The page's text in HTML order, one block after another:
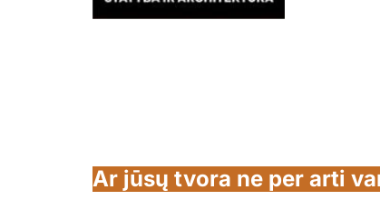
Ar jūsų tvora ne per arti